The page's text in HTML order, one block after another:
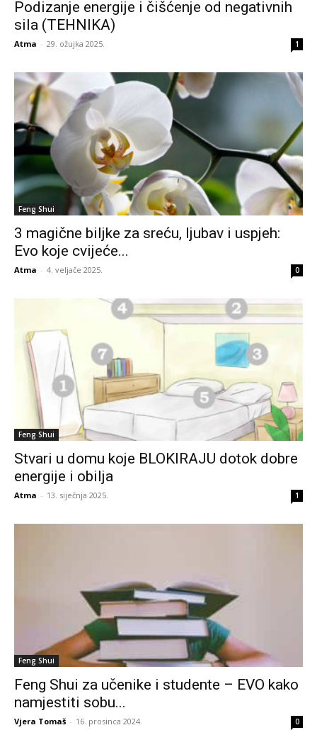
Podizanje energije i čišćenje od negativnih
sila (TEHNIKA)
Atma - 29. ožujka 2025. 1
Feng Shui
3 magične biljke za sreću, ljubav i uspjeh:
Evo koje cvijeće...
Atma - 4. veljače 2025. 0
Feng Shui
Stvari u domu koje BLOKIRAJU dotok dobre
energije i obilja
Atma - 13. siječnja 2025. 1
Feng Shui
Feng Shui za učenike i studente – EVO kako
namjestiti sobu...
Vjera Tomaš - 16. prosinca 2024. 0